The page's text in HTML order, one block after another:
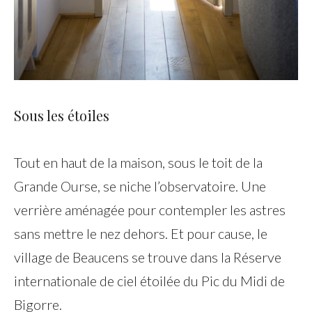
Sous les étoiles
Tout en haut de la maison, sous le toit de la
Grande Ourse, se niche l’observatoire. Une
verrière aménagée pour contempler les astres
sans mettre le nez dehors. Et pour cause, le
village de Beaucens se trouve dans la Réserve
internationale de ciel étoilée du Pic du Midi de
Bigorre.